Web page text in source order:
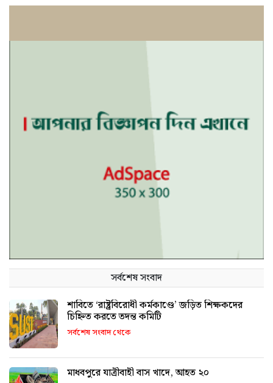
সর্বশেষ সংবাদ
শাবিতে ‘রাষ্ট্রবিরোধী কর্মকাণ্ডে’ জড়িত শিক্ষকদের
চিহ্নিত করতে তদন্ত কমিটি
সর্বশেষ সংবাদ থেকে
মাধবপুরে যাত্রীবাহী বাস খাদে, আহত ২০